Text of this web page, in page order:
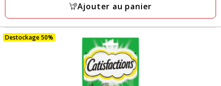
prix
final
35.84€
Ajouter au panier
Destockage 50%